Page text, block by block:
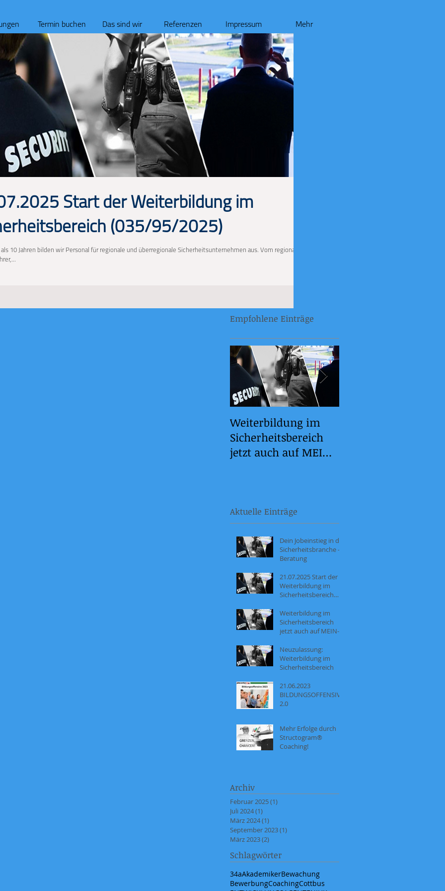
Termin buchen Das sind wir Referenzen Impressum Mehr
Start der Weiterbildung im
(035/95/2025)
10 Jahren bilden wir Personal für regionale und überregionale Sicherheitsunternehmen aus. Vom regionalen
Empfohlene Einträge
Weiterbildung im
Sicherheitsbereich
jetzt auch auf MEIN-
Aktuelle Einträge
Dein Jobeinstieg in der
Sicherheitsbranche -
Beratung
21.07.2025 Start der
Weiterbildung im
Sicherheitsbereich
Weiterbildung im
Sicherheitsbereich
jetzt auch auf MEIN-
Neuzulassung:
Weiterbildung im
Sicherheitsbereich
21.06.2023
BILDUNGSOFFENSIVE
2.0
Mehr Erfolge durch
Structogram®
Coaching!
Archiv
Februar 2025(1)
Juli 2024(1)
März 2024(1)
September 2023(1)
März 2023(2)
Schlagwörter
34aAkademikerBewachung
BewerbungCoachingCottbus